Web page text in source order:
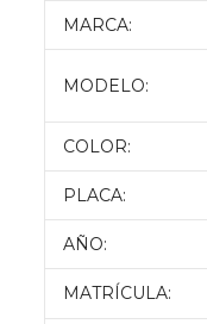
MARCA:
MODELO:
COLOR:
PLACA:
AÑO:
MATRÍCULA: